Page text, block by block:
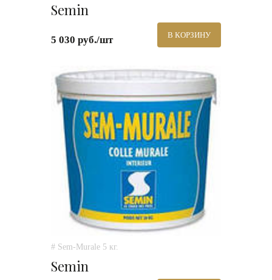
Semin
5 030 руб./шт В КОРЗИНУ
# Sem-Murale 5 кг.
Semin